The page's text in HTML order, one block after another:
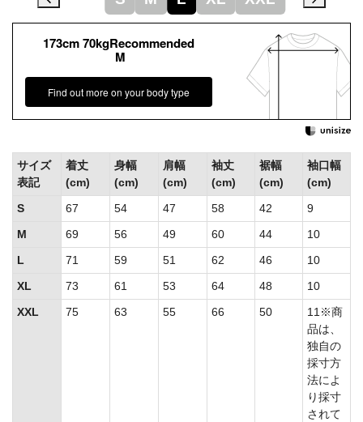
サイズ
表記
着丈
(cm)
身幅
(cm)
肩幅
(cm)
袖丈
(cm)
裾幅
(cm)
袖口幅
(cm)
S
67 54 47 58 42
9
M
69 56 49 60 44
10
L
71 59 51 62 46
10
XL
73 61 53 64 48
10
XXL
75 63 55 66 50
11※商
品は、
独自の
採寸方
法によ
り採寸
されて
173cm 70kgRecommended
M
Find out more on your body type